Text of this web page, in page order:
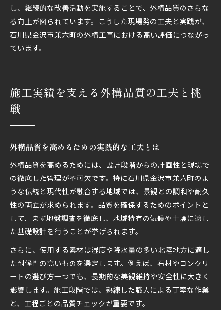
し、継続的な改善活動を実施することで、外構品質のさらな
る向上が図られています。こうした現場発の工夫と実践が、
石川県金沢市兼六町の外構工事における高い評価につながっ
ています。
施工実績を支える外構品質の工夫と挑
戦
外構品質を高めるための実践的な工夫とは
外構品質を高めるためには、設計段階からの計画性と現場で
の徹底した管理が不可欠です。特に石川県金沢市兼六町のよ
うな伝統と現代性が融合する地域では、景観との調和や耐久
性の両立が求められます。品質を確保するためのポイントと
して、まず地盤調査を徹底し、地域特有の気候や土壌に適し
た基礎設計を行うことが挙げられます。
さらに、使用する素材は湿度や降水量の多い北陸地方に適し
た耐候性の高いものを選定します。例えば、石材やコンクリ
ートの選び方一つでも、長期的な美観維持や安全性に大きく
影響します。施工段階では、熟練した職人による丁寧な作業
と、工程ごとの品質チェックが重要です。